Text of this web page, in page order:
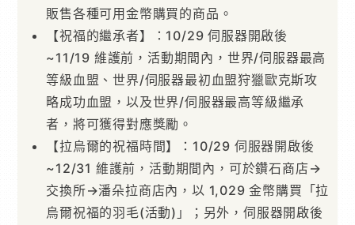
販售各種可用金幣購買的商品。
【祝福的繼承者】：10/29 伺服器開啟後
~11/19 維護前，活動期間內，世界/伺服器最高
等級血盟、世界/伺服器最初血盟狩獵歐克斯攻
略成功血盟，以及世界/伺服器最高等級繼承
者，將可獲得對應獎勵。
【拉烏爾的祝福時間】：10/29 伺服器開啟後
~12/31 維護前，活動期間內，可於鑽石商店→
交換所→潘朵拉商店內，以 1,029 金幣購買「拉
烏爾祝福的羽毛(活動)」；另外，伺服器開啟後